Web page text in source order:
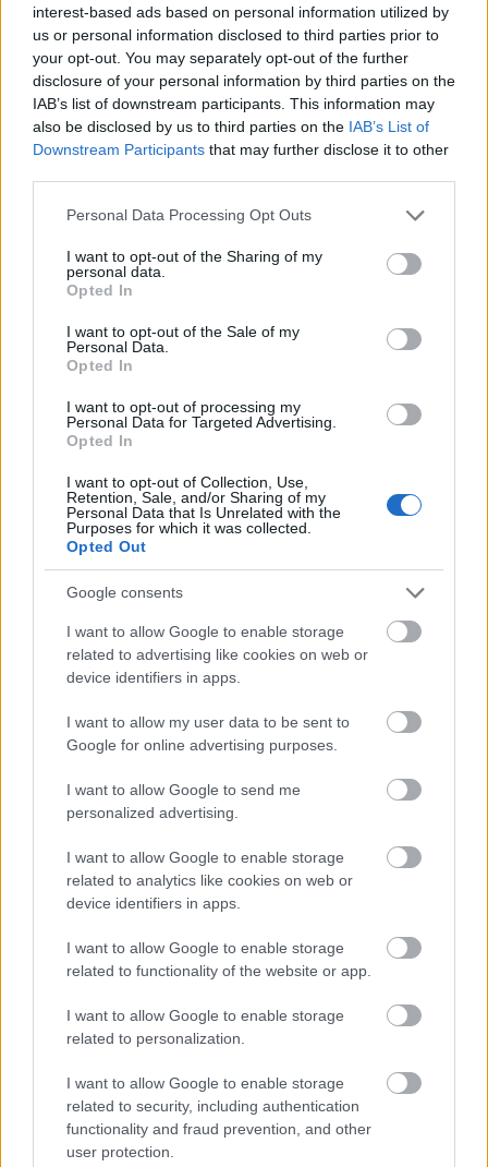
interest-based ads based on personal information utilized by
us or personal information disclosed to third parties prior to
your opt-out. You may separately opt-out of the further
disclosure of your personal information by third parties on the
IAB’s list of downstream participants. This information may
also be disclosed by us to third parties on the IAB’s List of
Downstream Participants that may further disclose it to other
Please note that this website/app uses one or more Google
not limited to your visit or usage behaviour. You may click to
grant or deny consent to Google and its third-party tags to
use your data for below specified purposes in below Google
consent section.
Personal Data Processing Opt Outs
I want to opt-out of the Sharing of my
personal data.
Opted In
I want to opt-out of the Sale of my
Personal Data.
Opted In
I want to opt-out of processing my
Personal Data for Targeted Advertising.
Opted In
I want to opt-out of Collection, Use,
Retention, Sale, and/or Sharing of my
Personal Data that Is Unrelated with the
Purposes for which it was collected.
Opted Out
Google consents
I want to allow Google to enable storage
related to advertising like cookies on web or
device identifiers in apps.
I want to allow my user data to be sent to
Google for online advertising purposes.
I want to allow Google to send me
personalized advertising.
I want to allow Google to enable storage
related to analytics like cookies on web or
device identifiers in apps.
I want to allow Google to enable storage
related to functionality of the website or app.
I want to allow Google to enable storage
related to personalization.
I want to allow Google to enable storage
related to security, including authentication
functionality and fraud prevention, and other
user protection.
Több mint tízezren látták
elzárt fotógyűjteményét a
10.000 feletti kíváncsi tekintetet vonzott már
a Mai Manó Házban, mely a mexikói
művésznő, popkulturális ikon életének rejtett
Aktuális kiállításaink